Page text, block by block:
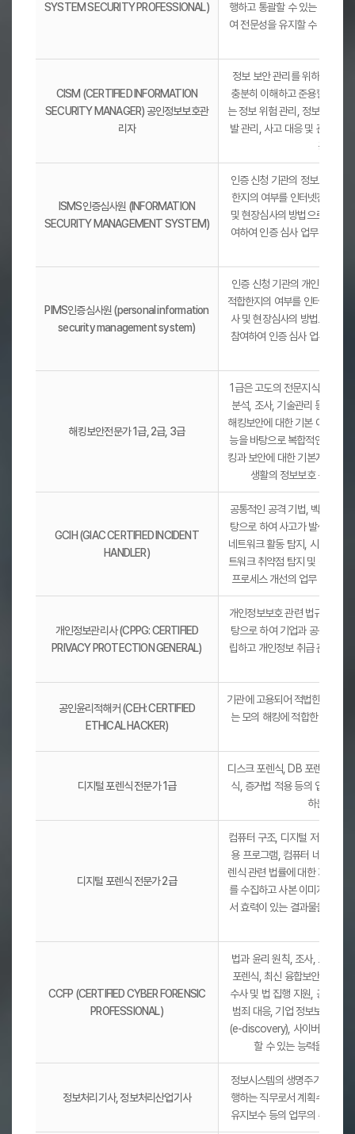
니SYSTEM SECURITY PROFESSIONAL)
행하고 통괄할 수 있는 전문가
여 전문성을 유지할 수 있는 능
CISM (CERTIFIED INFORMATION
SECURITY MANAGER) 공인정보보호관
리자
정보 보안 관리를 위하여 정보
충분히 이해하고 준용할 수 있
는 정보 위험 관리, 정보 보안
발 관리, 사고 대응 및 관리의
공인자
ISMS인증심사원 (INFORMATION
SECURITY MANAGEMENT SYSTEM)
인증 신청 기관의 정보보호 관
한지의 여부를 인터넷진흥원
및 현장심사의 방법으로 확인
여하여 인증 심사 업무 능력을
PIMS인증심사원 (personal information
security management system)
인증 신청 기관의 개인정보보
적합한지의 여부를 인터넷진흥
사 및 현장심사의 방법으로 확
참여하여 인증 심사 업무 능력
해킹보안전문가 1급, 2급, 3급
1급은 고도의 전문지식과 실무
분석, 조사, 기술관리 등의 기
해킹보안에 대한 기본 이론지
능을 바탕으로 복합적인 기능
킹과 보안에 대한 기본지식과
생활의 정보보호 능력을
GCIH (GIAC CERTIFIED INCIDENT
HANDLER)
공통적인 공격 기법, 벡터, 그
탕으로 하여 사고가 발생했을
네트워크 활동 탐지, 시스템 해
트워크 취약점 탐지 및 분석, 사
프로세스 개선의 업무 능력을
개인정보관리사 (CPPG: CERTIFIED
PRIVACY PROTECTION GENERAL)
개인정보보호 관련 법규와 기
탕으로 하여 기업과 공공기관
립하고 개인정보 취급 관리 업
공인윤리적해커 (CEH: CERTIFIED
ETHICAL HACKER)
기관에 고용되어 적법한 침투
는 모의 해킹에 적합한 해커임
디지털 포렌식 전문가 1급
디스크 포렌식, DB 포렌식, 네
식, 증거법 적용 등의 업무를
하는 민간
디지털 포렌식 전문가 2급
컴퓨터 구조, 디지털 저장 매체,
용 프로그램, 컴퓨터 네트워크,
렌식 관련 법률에 대한 지식을
를 수집하고 사본 이미지를 작
서 효력이 있는 결과물을 산출
CCFP (CERTIFIED CYBER FORENSIC
PROFESSIONAL)
법과 윤리 원칙, 조사, 포렌식
포렌식, 최신 융합보안 기술
수사 및 법 집행 지원, 공공기
범죄 대응, 기업 정보보안, 소
(e-discovery), 사이버 기밀 분
할 수 있는 능력을 인증
정보처리기사, 정보처리산업기사
정보시스템의 생명주기 전반
행하는 직무로서 계획수립, 분
유지보수 등의 업무의 수행 능